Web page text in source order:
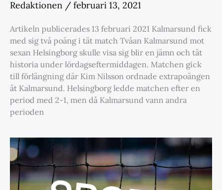
Redaktionen / februari 13, 2021
Artikeln publicerades 13 februari 2021 Kalmarsund fick
med sig två poäng i tät match Tvåan Kalmarsund mot
sexan Helsingborg skulle visa sig blir en jämn och tät
historia under lördagseftermiddagen. Matchen gick
till förlängning där Kim Nilsson ordnade extrapoängen
åt Kalmarsund. Helsingborg ledde matchen efter en
period med 2-1, men då Kalmarsund vann andra
perioden